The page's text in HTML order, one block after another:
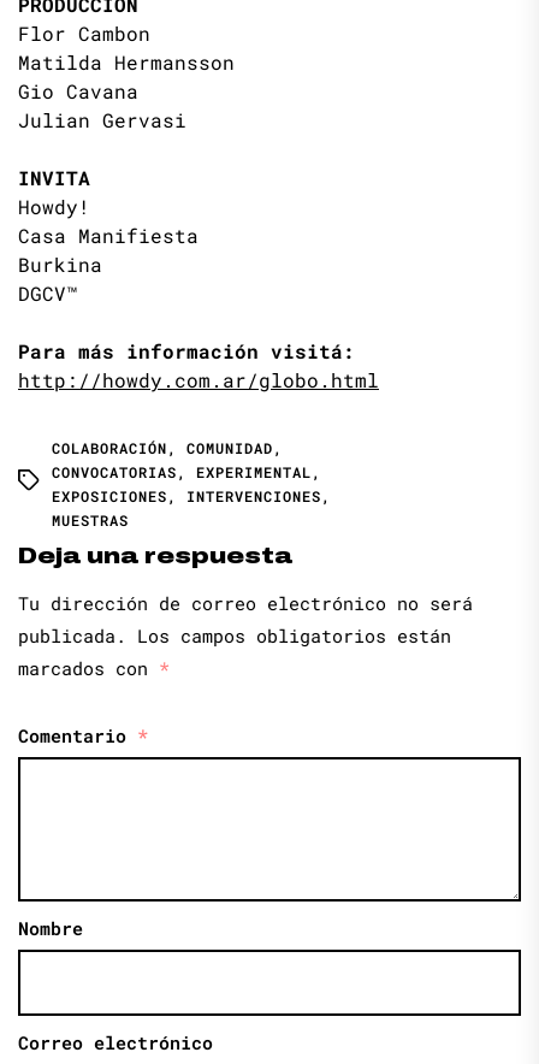
Flor Cambon
Matilda Hermansson
Gio Cavana
Julian Gervasi
INVITA
Howdy!
Casa Manifiesta
Burkina
DGCV™
Para más información visitá:
http://howdy.com.ar/globo.html
COLABORACIÓN, COMUNIDAD,
CONVOCATORIAS, EXPERIMENTAL,
EXPOSICIONES, INTERVENCIONES,
MUESTRAS
Deja una respuesta
Tu dirección de correo electrónico no será
publicada.
Los campos obligatorios están
marcados con *
Comentario *
Nombre
Correo electrónico